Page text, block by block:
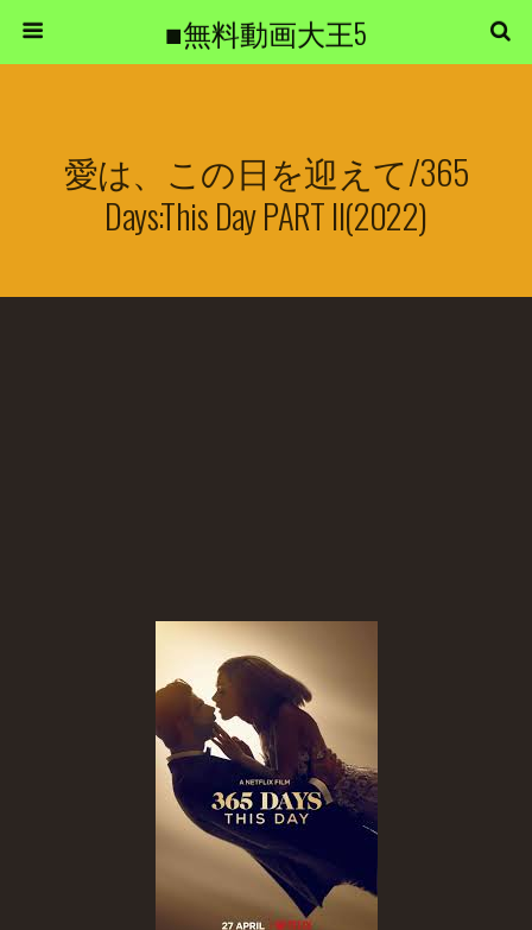
■無料動画大王5
愛は、この日を迎えて/365
Days:This Day PART II(2022)